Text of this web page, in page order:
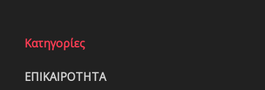
Κατηγορίες
ΕΠΙΚΑΙΡΟΤΗΤΑ